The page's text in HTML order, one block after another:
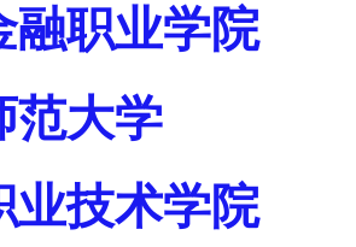
融职业学院
范大学
业技术学院